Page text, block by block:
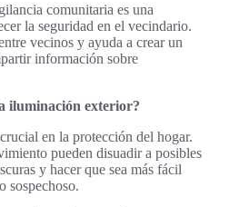
comunitaria es una
la seguridad en el vecindario.
vecinos y ayuda a crear un
información sobre
iluminación exterior?
en la protección del hogar.
pueden disuadir a posibles
y hacer que sea más fácil
sospechoso.